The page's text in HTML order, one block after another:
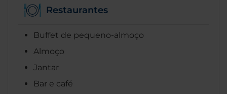
Restaurantes
Buffet de pequeno-almoço
Almoço
Jantar
Bar e café